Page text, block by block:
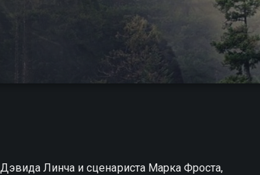
Линча и сценариста Марка Фроста,